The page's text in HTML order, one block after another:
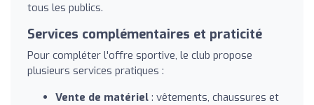
tous les publics.
Services complémentaires et praticité
Pour compléter l'offre sportive, le club propose
plusieurs services pratiques :
Vente de matériel : vêtements, chaussures et